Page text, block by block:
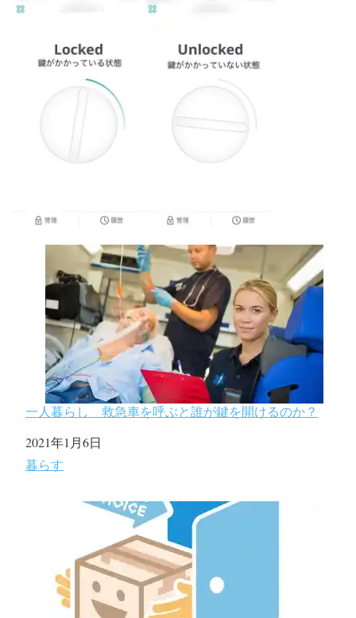
一人暮らし 救急車を呼ぶと誰が鍵を開けるのか？
日付
2021年1月6日
関連理由
暮らす